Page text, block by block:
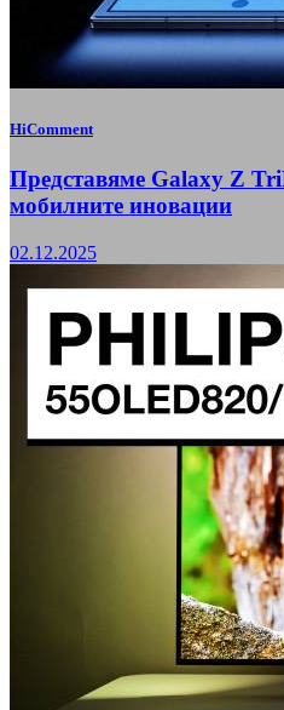
HiComment
Представяме Galaxy Z
мобилните иновации
02.12.2025